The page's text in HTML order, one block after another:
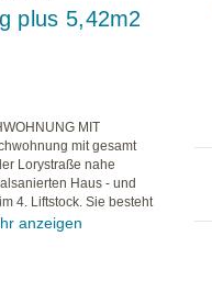
plus 5,42m2
MIT
mit gesamt
Lorystraße nahe
Haus - und
4. Liftstock. Sie besteht
anzeigen